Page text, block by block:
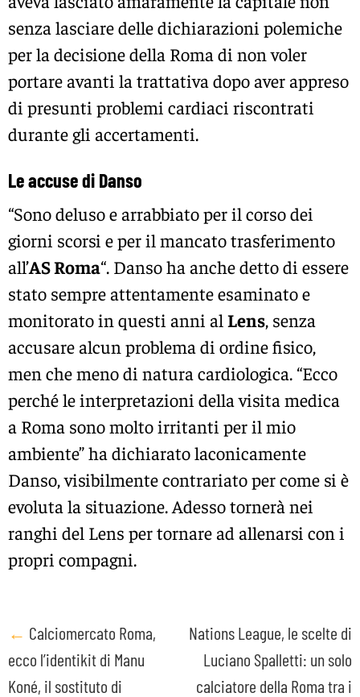
senza lasciare delle dichiarazioni polemiche
per la decisione della Roma di non voler
portare avanti la trattativa dopo aver appreso
di presunti problemi cardiaci riscontrati
durante gli accertamenti.
Le accuse di Danso
“Sono deluso e arrabbiato per il corso dei
giorni scorsi e per il mancato trasferimento
all’AS Roma“. Danso ha anche detto di essere
stato sempre attentamente esaminato e
monitorato in questi anni al Lens, senza
accusare alcun problema di ordine fisico,
men che meno di natura cardiologica. “Ecco
perché le interpretazioni della visita medica
a Roma sono molto irritanti per il mio
ambiente” ha dichiarato laconicamente
Danso, visibilmente contrariato per come si è
evoluta la situazione. Adesso tornerà nei
ranghi del Lens per tornare ad allenarsi con i
propri compagni.
Post
navigation
← Calciomercato Roma,
ecco l’identikit di Manu
Koné, il sostituto di
Nations League, le scelte di
Luciano Spalletti: un solo
calciatore della Roma tra i